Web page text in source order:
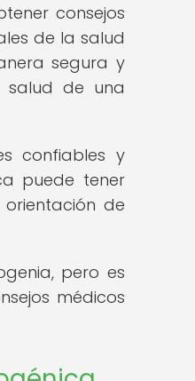
consejos
de la salud
segura y
salud de una
confiables y
puede tener
de
pero es
médicos